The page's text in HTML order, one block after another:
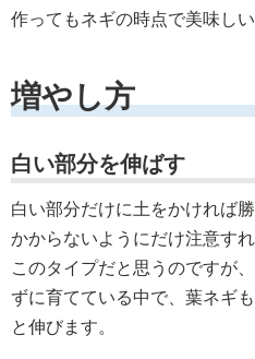
作ってもネギの時点で美味し
増やし方
白い部分を伸ばす
白い部分だけに土をかければ
かからないようにだけ注意す
このタイプだと思うのですが
ずに育てている中で、葉ネギ
と伸びます。